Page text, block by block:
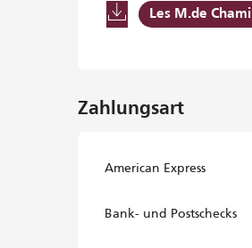
Les M.de
Zahlungsart
American Express
Bank- und Postschecks